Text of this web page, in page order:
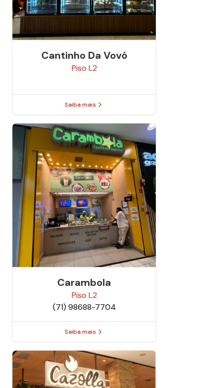
Cantinho Da Vovó
Piso L2
Saiba mais
Carambola
Piso L2
(71) 98688-7704
Saiba mais